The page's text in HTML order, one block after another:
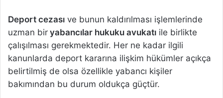
Deport cezası ve bunun kaldırılması işlemlerinde
uzman bir yabancılar hukuku avukatı ile birlikte
çalışılması gerekmektedir. Her ne kadar ilgili
kanunlarda deport kararına ilişkim hükümler açıkça
belirtilmiş de olsa özellikle yabancı kişiler
bakımından bu durum oldukça güçtür.